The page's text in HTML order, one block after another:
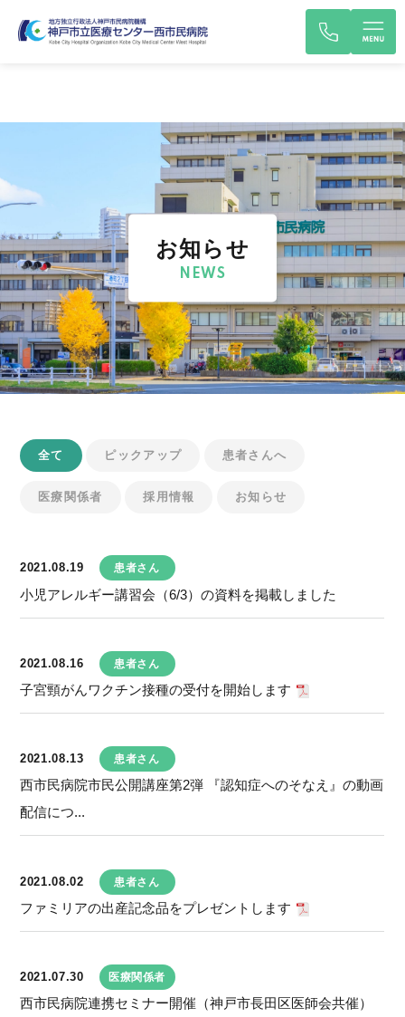
お知らせ
NEWS
全て ピックアップ 患者さんへ
医療関係者 採用情報 お知らせ
2021.08.19 患者さん
小児アレルギー講習会（6/3）の資料を掲載しました
2021.08.16 患者さん
子宮頸がんワクチン接種の受付を開始します
2021.08.13 患者さん
西市民病院市民公開講座第2弾 『認知症へのそなえ』の動画
配信につ...
2021.08.02 患者さん
ファミリアの出産記念品をプレゼントします
2021.07.30 医療関係者
西市民病院連携セミナー開催（神戸市長田区医師会共催）